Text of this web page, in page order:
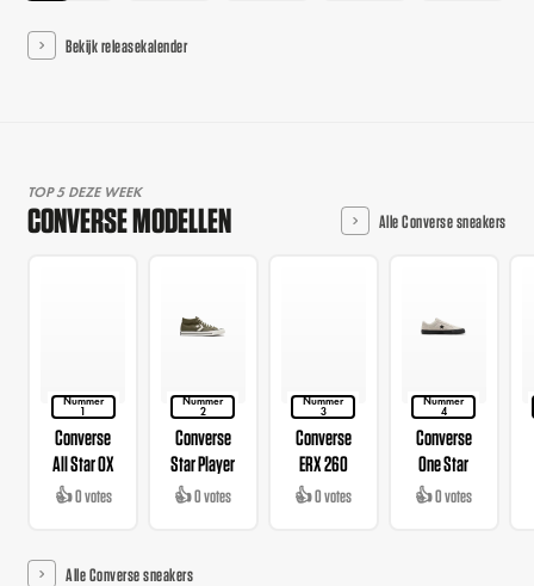
Bekijk releasekalender
TOP 5 DEZE WEEK
CONVERSE MODELLEN Alle Converse sneakers
Nummer
1
Converse
All Star OX
👍 0 votes
Nummer
2
Converse
Star Player
👍 0 votes
Nummer
3
Converse
ERX 260
👍 0 votes
Nummer
4
Converse
One Star
👍 0 votes
Alle Converse sneakers